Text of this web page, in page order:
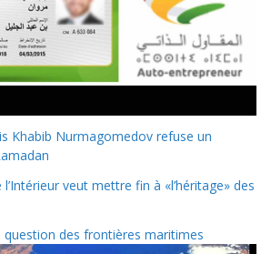
Khabib Nurmagomedov refuse un
veut mettre fin à «l’héritage» des
question des frontières maritimes